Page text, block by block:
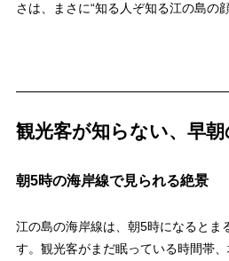
さは、まさに“知る人ぞ知る江の島の顔
観光客が知らない、早
朝5時の海岸線で見られる絶景
江の島の海岸線は、朝5時になるとま
す。観光客がまだ眠っている時間帯